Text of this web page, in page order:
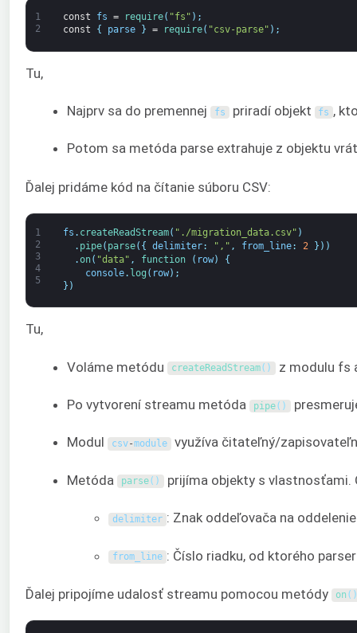
1
2
const fs = require( "fs" ) ;
const
{ parse } = require( "csv-parse" ) ;
Tu,
Najprv sa do premennej fs priradí objekt fs ,
Potom sa metóda parse extrahuje z objektu
Ďalej pridáme kód na čítanie súboru CSV:
1
2
3
4
5
fs . createReadStream( "./migration_data.csv" )
. pipe( parse( { delimiter: "," , from_line: 2 } ) )
.on( "data" , function ( row)
{
console. log ( row) ;
} )
Tu,
Voláme metódu createReadStream( ) z modulu fs
Po vytvorení streamu metóda pipe( )
Modul csv-module využíva čitateľný/
Metóda parse( ) prijíma objekty s vlastnosťami.
delimiter : Znak oddeľovača na
from_line : Číslo riadku, od ktorého
Ďalej pripojíme udalosť streamu pomocou metódy on ( )